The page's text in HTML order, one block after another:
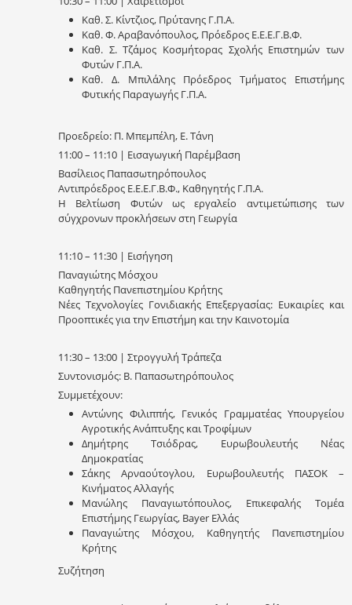
Καθ. Σ. Κίντζιος, Πρύτανης Γ.Π.Α.
Καθ. Φ. Αραβανόπουλος, Πρόεδρος Ε.Ε.Ε.Γ.Β.Φ.
Καθ. Σ. Τζάμος Κοσμήτορας Σχολής Επιστημών των
Φυτών Γ.Π.Α.
Καθ. Δ. Μπιλάλης Πρόεδρος Τμήματος Επιστήμης
Φυτικής Παραγωγής Γ.Π.Α.
Προεδρείο: Π. Μπεμπέλη, Ε. Τάνη
11:00 – 11:10 | Εισαγωγική Παρέμβαση
Βασίλειος Παπασωτηρόπουλος
Αντιπρόεδρος Ε.Ε.Ε.Γ.Β.Φ., Καθηγητής Γ.Π.Α.
Η Βελτίωση Φυτών ως εργαλείο αντιμετώπισης των
σύγχρονων προκλήσεων στη Γεωργία
11:10 – 11:30 | Εισήγηση
Παναγιώτης Μόσχου
Καθηγητής Πανεπιστημίου Κρήτης
Νέες Τεχνολογίες Γονιδιακής Επεξεργασίας: Ευκαιρίες και
Προοπτικές για την Επιστήμη και την Καινοτομία
11:30 – 13:00 | Στρογγυλή Τράπεζα
Συντονισμός: Β. Παπασωτηρόπουλος
Συμμετέχουν:
Αντώνης Φιλιππής, Γενικός Γραμματέας Υπουργείου
Αγροτικής Ανάπτυξης και Τροφίμων
Δημήτρης Τσιόδρας, Ευρωβουλευτής Νέας
Δημοκρατίας
Σάκης Αρναούτογλου, Ευρωβουλευτής ΠΑΣΟΚ –
Κινήματος Αλλαγής
Μανώλης Παναγιωτόπουλος, Επικεφαλής Τομέα
Επιστήμης Γεωργίας, Bayer Ελλάς
Παναγιώτης Μόσχου, Καθηγητής Πανεπιστημίου
Κρήτης
Συζήτηση